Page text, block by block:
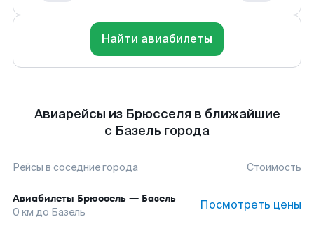
Найти авиабилеты
Авиарейсы из Брюсселя в ближайшие
с Базель города
Рейсы в соседние города Стоимость
Авиабилеты Брюссель — Базель
0 км до Базель Посмотреть цены